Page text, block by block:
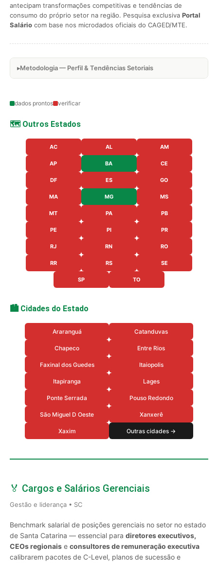
antecipam transformações competitivas e tendências de
consumo do próprio setor na região. Pesquisa exclusiva Portal
Salário com base nos microdados oficiais do CAGED/MTE.
Metodologia — Perfil & Tendências Setoriais
dados prontos verificar
🗺️ Outros Estados
AC AL AM
AP BA CE
DF ES GO
MA MG MS
MT PA PB
PE PI PR
RJ RN RO
RR RS SE
SP TO
🏙️ Cidades do Estado
Araranguá Catanduvas
Chapeco Entre Rios
Faxinal dos Guedes Itaiopolis
Itapiranga Lages
Ponte Serrada Pouso Redondo
São Miguel D Oeste Xanxerê
Xaxim Outras cidades →
🏅 Cargos e Salários Gerenciais
Gestão e liderança • SC
Benchmark salarial de posições gerenciais no setor no estado
de Santa Catarina — essencial para diretores executivos,
CEOs regionais e consultores de remuneração executiva
calibrarem pacotes de C-Level, planos de sucessão e